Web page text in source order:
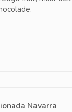
Navarra